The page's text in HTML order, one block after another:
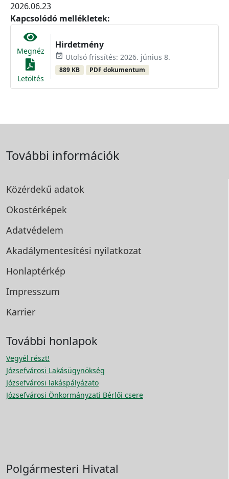
2026.06.23
Kapcsolódó mellékletek:
Megnéz
Letöltés
Hirdetmény
event_available Utolsó frissítés: 2026. június 8.
889 KB PDF dokumentum
További információk
Közérdekű adatok
Okostérképek
Adatvédelem
Akadálymentesítési nyilatkozat
Honlaptérkép
Impresszum
Karrier
További honlapok
Vegyél részt!
Józsefvárosi Lakásügynökség
Józsefvárosi lakáspályázato
Józsefvárosi Önkormányzati Bérlői csere
Polgármesteri Hivatal